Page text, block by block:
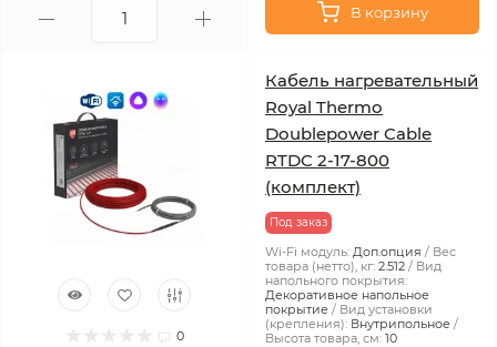
В корзину
0
Кабель нагревательный
Royal Thermo
Doublepower Cable
RTDC 2-17-800
(комплект)
Под заказ
Wi-Fi модуль: Доп.опция
Вес
товара (нетто), кг: 2.512
Вид
напольного покрытия:
Декоративное напольное
покрытие
Вид установки
(крепления): Внутрипольное
Высота товара, см: 10